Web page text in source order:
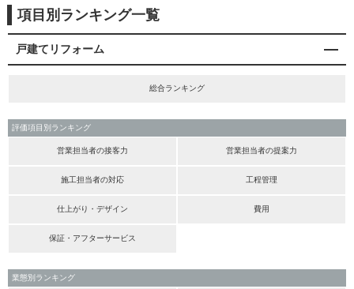
項目別ランキング一覧
戸建てリフォーム
総合ランキング
評価項目別ランキング
営業担当者の接客力 営業担当者の提案力
施工担当者の対応 工程管理
仕上がり・デザイン 費用
保証・アフターサービス
業態別ランキング